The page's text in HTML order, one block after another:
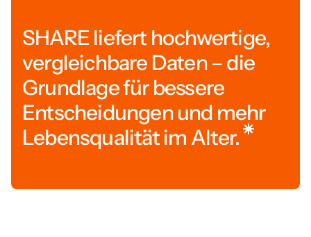
SHARE liefert hochwertige,
vergleichbare Daten – die
Grundlage für bessere
Entscheidungen und mehr
Lebensqualität im Alter.